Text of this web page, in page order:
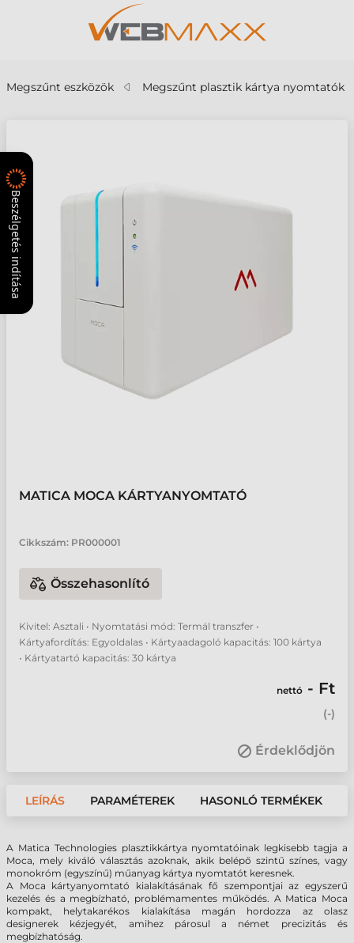
Megszűnt eszközök Megszűnt plasztik kártya nyomtatók
MATICA MOCA KÁRTYANYOMTATÓ
Cikkszám: PR000001
Összehasonlító
Kivitel: Asztali • Nyomtatási mód: Termál transzfer •
Kártyafordítás: Egyoldalas • Kártyaadagoló kapacitás: 100 kártya
• Kártyatartó kapacitás: 30 kártya
nettó - Ft
(-)
Érdeklődjön
LEÍRÁS PARAMÉTEREK HASONLÓ TERMÉKEK
A Matica Technologies plasztikkártya nyomtatóinak legkisebb tagja a
Moca, mely kiváló választás azoknak, akik belépő szintű színes, vagy
monokróm (egyszínű) műanyag kártya nyomtatót keresnek.
A Moca kártyanyomtató kialakításának fő szempontjai az egyszerű
kezelés és a megbízható, problémamentes működés. A Matica Moca
kompakt, helytakarékos kialakítása magán hordozza az olasz
designerek kézjegyét, amihez párosul a német precizitás és
megbízhatóság.
Beszélgetés indítása